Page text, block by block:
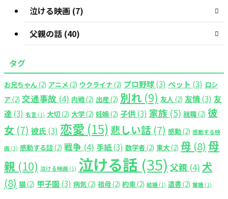
泣ける映画 (7)
父親の話 (40)
タグ
お兄ちゃん(2) アニメ (2) ウクライナ(2) プロ野球(3) ペット (3) ロシ
ア(2) 交通事故 (4) 内戦(2) 出産(2) 別れ (9) 友人 (2) 友情(3) 友
達 (3) 名言 (1) 大切(2) 大学(2) 妊娠(2) 子供(3) 家族 (5) 就職(2) 彼
女 (7) 彼氏(3) 恋愛 (15) 悲しい話 (7) 感動(2) 感動する映
画 (1) 感動する話(2) 戦争 (4) 手紙(3) 数学者(2) 東大(2) 母 (8) 母
親 (10) 泣ける映画 (1) 泣ける話 (35) 父親 (4) 犬
(8) 猫(2) 甲子園 (3) 病気(2) 祖母(2) 約束(2) 結婚 (1) 遺書(2) 離婚 (1)